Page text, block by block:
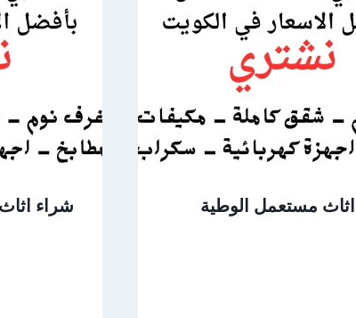
مستعمل الوطية شراء